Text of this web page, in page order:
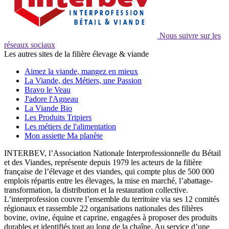
Nous suivre sur les
réseaux sociaux
Les autres sites de la filière élevage & viande
Aimez la viande, mangez en mieux
La Viande, des Métiers, une Passion
Bravo le Veau
J'adore l'Agneau
La Viande Bio
Les Produits Tripiers
Les métiers de l'alimentation
Mon assiette Ma planète
INTERBEV, l’Association Nationale Interprofessionnelle du Bétail
et des Viandes, représente depuis 1979 les acteurs de la filière
française de l’élevage et des viandes, qui compte plus de 500 000
emplois répartis entre les élevages, la mise en marché, l’abattage-
transformation, la distribution et la restauration collective.
L’interprofession couvre l’ensemble du territoire via ses 12 comités
régionaux et rassemble 22 organisations nationales des filières
bovine, ovine, équine et caprine, engagées à proposer des produits
durables et identifiés tout au long de la chaîne. Au service d’une